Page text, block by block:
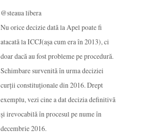
@steaua libera
Nu orice decizie dată la Apel poate fi
atacată la ICCJ(așa cum era în 2013), ci
doar dacă au fost probleme pe procedură.
Schimbare survenită în urma deciziei
curții constituționale din 2016. Drept
exemplu, vezi cine a dat decizia definitivă
și irevocabilă în procesul pe nume în
decembrie 2016.